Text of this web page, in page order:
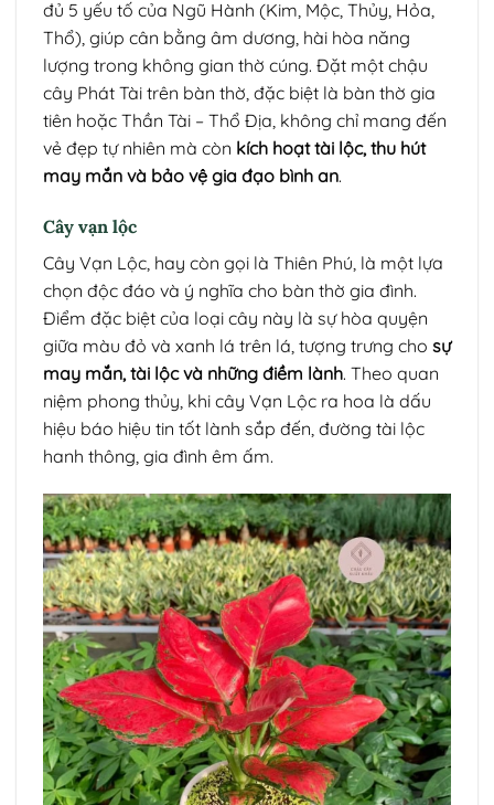
đủ 5 yếu tố của Ngũ Hành (Kim, Mộc, Thủy, Hỏa,
Thổ), giúp cân bằng âm dương, hài hòa năng
lượng trong không gian thờ cúng. Đặt một chậu
cây Phát Tài trên bàn thờ, đặc biệt là bàn thờ gia
tiên hoặc Thần Tài – Thổ Địa, không chỉ mang đến
vẻ đẹp tự nhiên mà còn kích hoạt tài lộc, thu hút
may mắn và bảo vệ gia đạo bình an.
Cây vạn lộc
Cây Vạn Lộc, hay còn gọi là Thiên Phú, là một lựa
chọn độc đáo và ý nghĩa cho bàn thờ gia đình.
Điểm đặc biệt của loại cây này là sự hòa quyện
giữa màu đỏ và xanh lá trên lá, tượng trưng cho sự
may mắn, tài lộc và những điềm lành. Theo quan
niệm phong thủy, khi cây Vạn Lộc ra hoa là dấu
hiệu báo hiệu tin tốt lành sắp đến, đường tài lộc
hanh thông, gia đình êm ấm.